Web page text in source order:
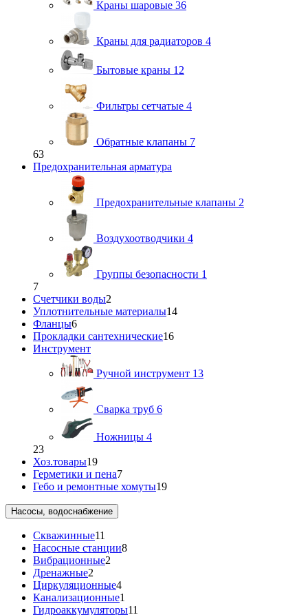
Краны шаровые 36
Краны для радиаторов 4
Бытовые краны 12
Фильтры сетчатые 4
Обратные клапаны 7
63
Предохранительная арматура
Предохранительные клапаны 2
Воздухоотводчики 4
Группы безопасности 1
7
Счетчики воды2
Уплотнительные материалы14
Фланцы6
Прокладки сантехнические16
Инструмент
Ручной инструмент 13
Сварка труб 6
Ножницы 4
23
Хоз.товары19
Герметики и пена7
Гебо и ремонтные хомуты19
Насосы, водоснабжение
Скважинные11
Насосные станции8
Вибрационные2
Дренажные2
Циркуляционные4
Канализационные1
Гидроаккумуляторы11